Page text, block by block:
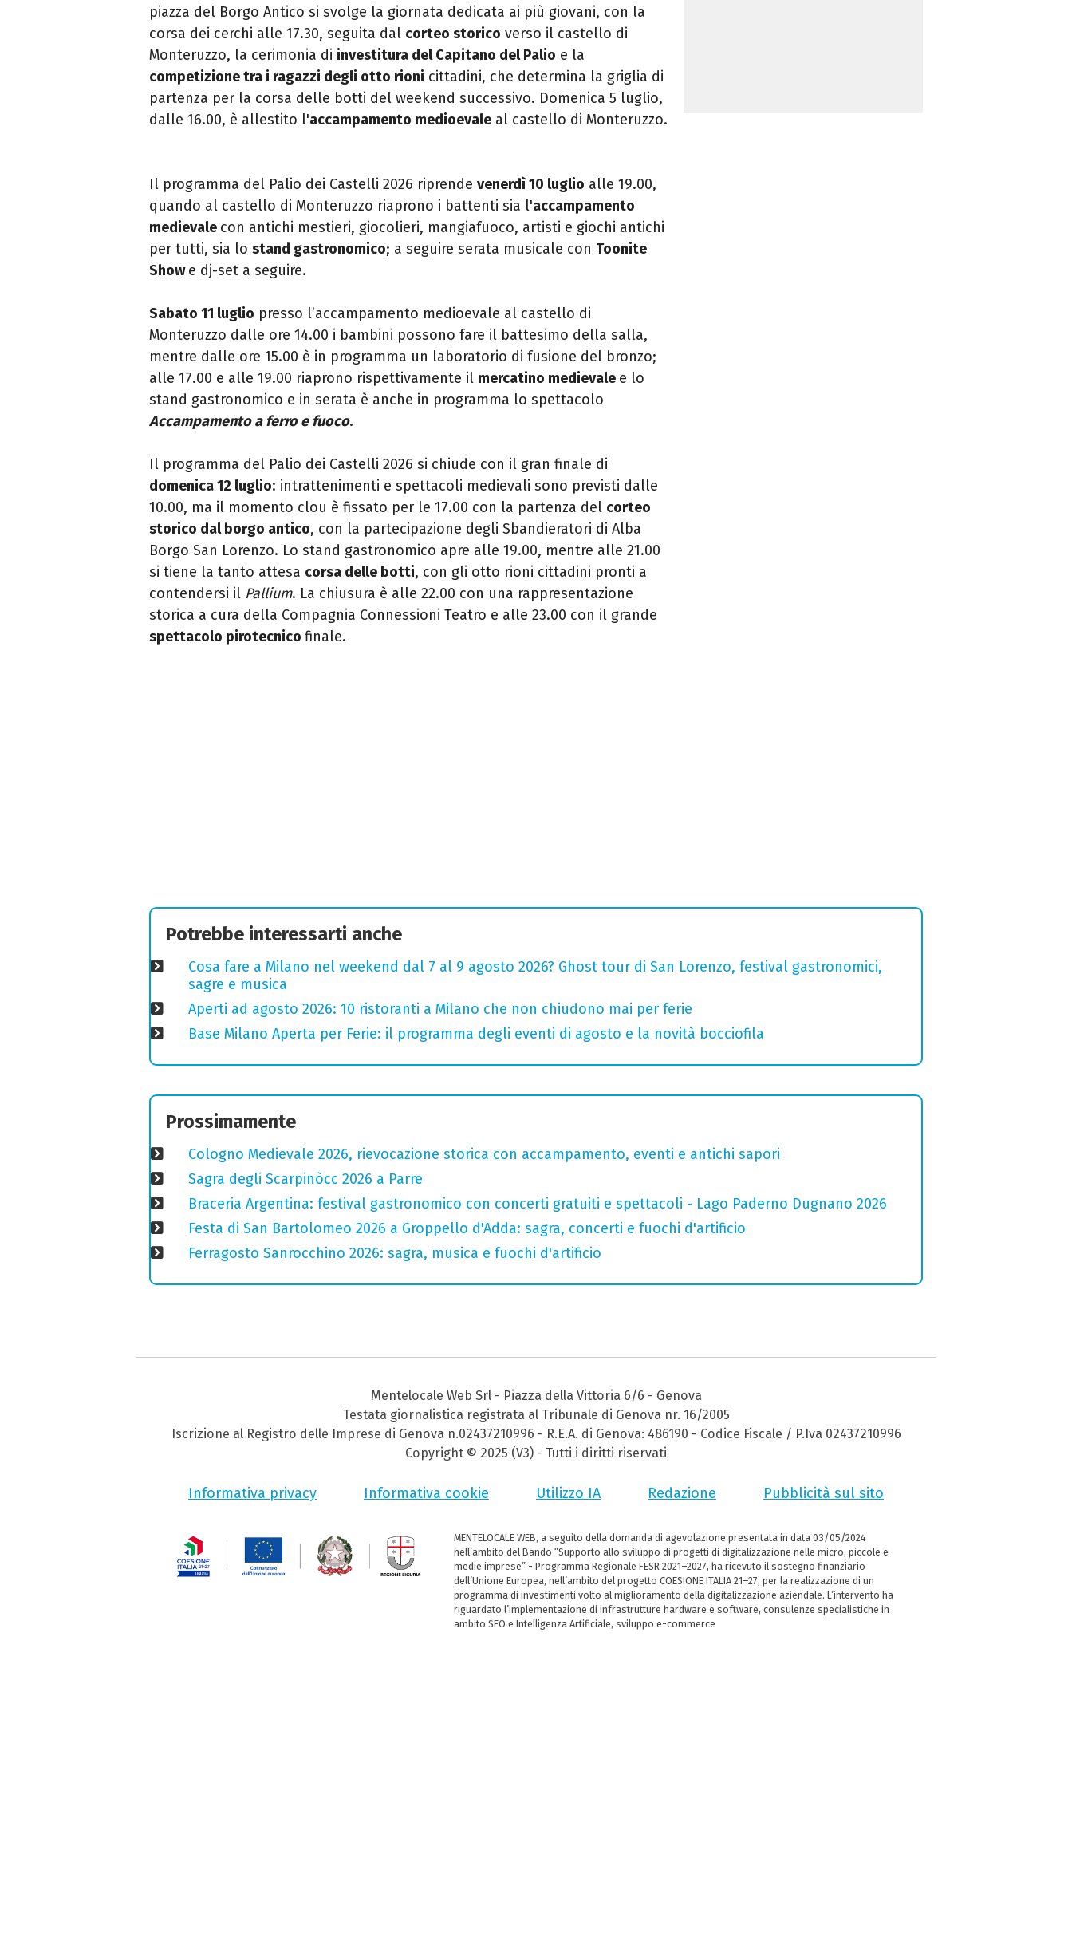
piazza del Borgo Antico si svolge la giornata dedicata ai più giovani, con la
corsa dei cerchi alle 17.30, seguita dal corteo storico verso il castello di
Monteruzzo, la cerimonia di investitura del Capitano del Palio e la
competizione tra i ragazzi degli otto rioni cittadini, che determina la griglia di
partenza per la corsa delle botti del weekend successivo. Domenica 5 luglio,
dalle 16.00, è allestito l'accampamento medioevale al castello di Monteruzzo.
Il programma del Palio dei Castelli 2026 riprende venerdì 10 luglio alle 19.00,
quando al castello di Monteruzzo riaprono i battenti sia l'accampamento
medievale con antichi mestieri, giocolieri, mangiafuoco, artisti e giochi antichi
per tutti, sia lo stand gastronomico; a seguire serata musicale con Toonite
Showe dj-set a seguire.
Sabato 11 luglio presso l’accampamento medioevale al castello di
Monteruzzo dalle ore 14.00 i bambini possono fare il battesimo della salla,
mentre dalle ore 15.00 è in programma un laboratorio di fusione del bronzo;
alle 17.00 e alle 19.00 riaprono rispettivamente il mercatino medievale e lo
stand gastronomico e in serata è anche in programma lo spettacolo
Accampamento a ferro e fuoco.
Il programma del Palio dei Castelli 2026 si chiude con il gran finale di
domenica 12 luglio: intrattenimenti e spettacoli medievali sono previsti dalle
10.00, ma il momento clou è fissato per le 17.00 con la partenza del corteo
storico dal borgo antico, con la partecipazione degli Sbandieratori di Alba
Borgo San Lorenzo. Lo stand gastronomico apre alle 19.00, mentre alle 21.00
si tiene la tanto attesa corsa delle botti, con gli otto rioni cittadini pronti a
contendersi il Pallium. La chiusura è alle 22.00 con una rappresentazione
storica a cura della Compagnia Connessioni Teatro e alle 23.00 con il grande
spettacolo pirotecnico finale.
Potrebbe interessarti anche
Cosa fare a Milano nel weekend dal 7 al 9 agosto 2026? Ghost tour di San Lorenzo, festival gastronomici,
sagre e musica
Aperti ad agosto 2026: 10 ristoranti a Milano che non chiudono mai per ferie
Base Milano Aperta per Ferie: il programma degli eventi di agosto e la novità bocciofila
Prossimamente
Cologno Medievale 2026, rievocazione storica con accampamento, eventi e antichi sapori
Sagra degli Scarpinòcc 2026 a Parre
Braceria Argentina: festival gastronomico con concerti gratuiti e spettacoli - Lago Paderno Dugnano 2026
Festa di San Bartolomeo 2026 a Groppello d'Adda: sagra, concerti e fuochi d'artificio
Ferragosto Sanrocchino 2026: sagra, musica e fuochi d'artificio
Mentelocale Web Srl - Piazza della Vittoria 6/6 - Genova
Testata giornalistica registrata al Tribunale di Genova nr. 16/2005
Iscrizione al Registro delle Imprese di Genova n.02437210996 - R.E.A. di Genova: 486190 - Codice Fiscale / P.Iva 02437210996
Copyright © 2025 (V3) - Tutti i diritti riservati
Informativa privacy Informativa cookie Utilizzo IA Redazione Pubblicità sul sito
MENTELOCALE WEB, a seguito della domanda di agevolazione presentata in data 03/05/2024
nell’ambito del Bando “Supporto allo sviluppo di progetti di digitalizzazione nelle micro, piccole e
medie imprese” - Programma Regionale FESR 2021–2027, ha ricevuto il sostegno finanziario
dell’Unione Europea, nell’ambito del progetto COESIONE ITALIA 21–27, per la realizzazione di un
programma di investimenti volto al miglioramento della digitalizzazione aziendale. L’intervento ha
riguardato l’implementazione di infrastrutture hardware e software, consulenze specialistiche in
ambito SEO e Intelligenza Artificiale, sviluppo e-commerce